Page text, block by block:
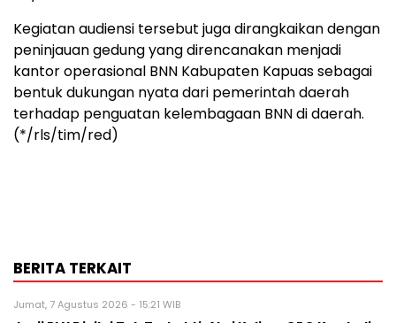
Kegiatan audiensi tersebut juga dirangkaikan dengan
peninjauan gedung yang direncanakan menjadi
kantor operasional BNN Kabupaten Kapuas sebagai
bentuk dukungan nyata dari pemerintah daerah
terhadap penguatan kelembagaan BNN di daerah.
(*/rls/tim/red)
BERITA TERKAIT
Jumat, 7 Agustus 2026 - 15:21 WIB